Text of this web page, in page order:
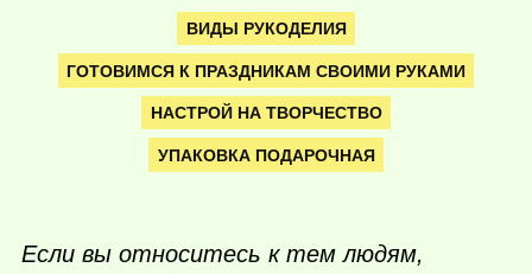
ВИДЫ РУКОДЕЛИЯ
ГОТОВИМСЯ К ПРАЗДНИКАМ СВОИМИ РУКАМИ
НАСТРОЙ НА ТВОРЧЕСТВО
УПАКОВКА ПОДАРОЧНАЯ
Если вы относитесь к тем людям,